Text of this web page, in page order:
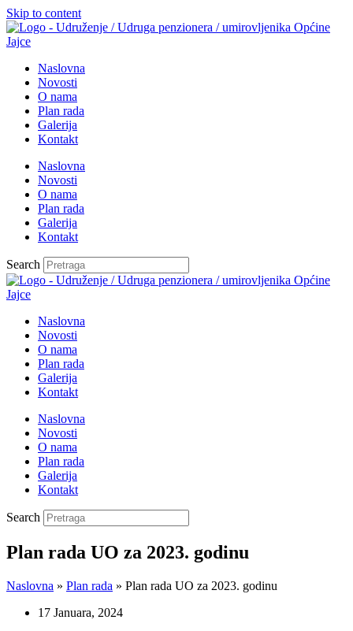
Skip to content
Naslovna
Novosti
O nama
Plan rada
Galerija
Kontakt
Naslovna
Novosti
O nama
Plan rada
Galerija
Kontakt
Search
Naslovna
Novosti
O nama
Plan rada
Galerija
Kontakt
Naslovna
Novosti
O nama
Plan rada
Galerija
Kontakt
Search
Plan rada UO za 2023. godinu
Naslovna » Plan rada » Plan rada UO za 2023. godinu
17 Januara, 2024